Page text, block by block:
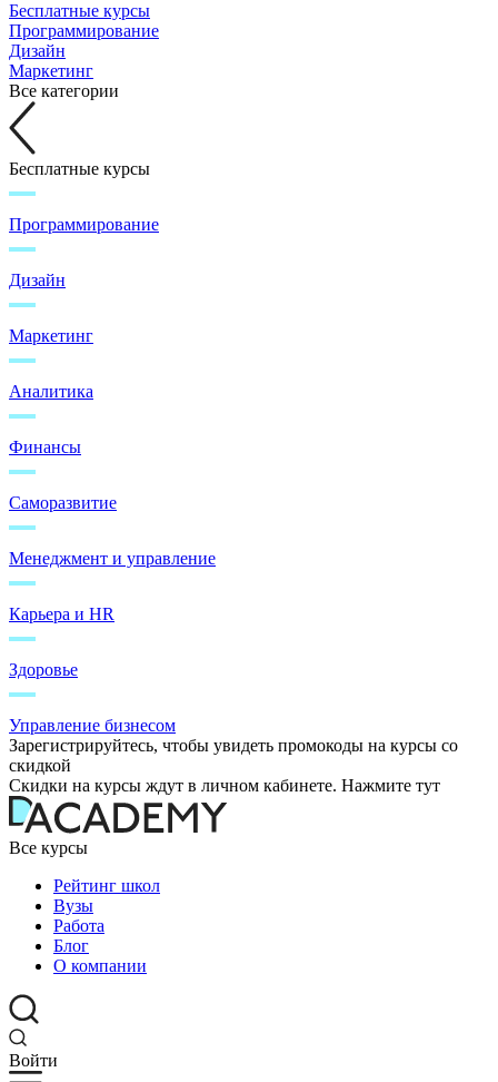
Бесплатные курсы
Программирование
Дизайн
Маркетинг
Все категории
Бесплатные курсы
Программирование
Дизайн
Маркетинг
Аналитика
Финансы
Саморазвитие
Менеджмент и управление
Карьера и HR
Здоровье
Управление бизнесом
Зарегистрируйтесь, чтобы увидеть промокоды на курсы со
скидкой
Скидки на курсы ждут в личном кабинете. Нажмите тут
Все курсы
Рейтинг школ
Вузы
Работа
Блог
О компании
Войти